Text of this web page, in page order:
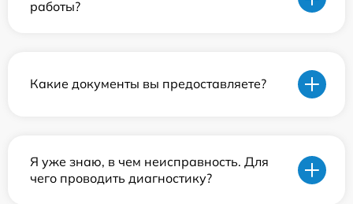
работы?
Какие документы вы предоставляете?
Я уже знаю, в чем неисправность. Для
чего проводить диагностику?